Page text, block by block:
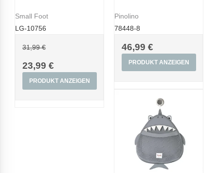
Small Foot
LG-10756
31,99 €
23,99 €
PRODUKT ANZEIGEN
Pinolino
78448-8
46,99 €
PRODUKT ANZEIGEN